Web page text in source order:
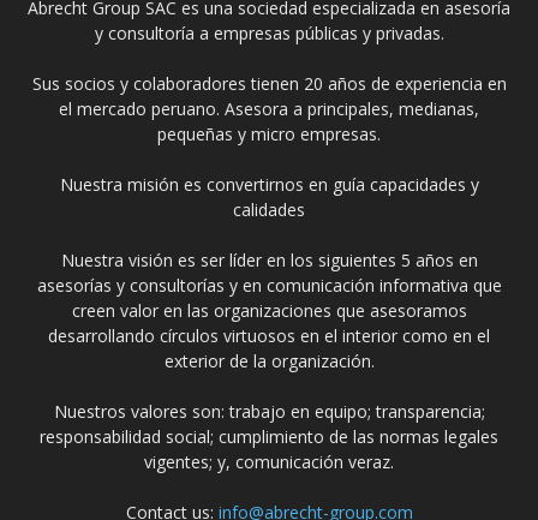
Abrecht Group SAC es una sociedad especializada en asesoría
y consultoría a empresas públicas y privadas.
Sus socios y colaboradores tienen 20 años de experiencia en
el mercado peruano. Asesora a principales, medianas,
pequeñas y micro empresas.
Nuestra misión es convertirnos en guía capacidades y
calidades
Nuestra visión es ser líder en los siguientes 5 años en
asesorías y consultorías y en comunicación informativa que
creen valor en las organizaciones que asesoramos
desarrollando círculos virtuosos en el interior como en el
exterior de la organización.
Nuestros valores son: trabajo en equipo; transparencia;
responsabilidad social; cumplimiento de las normas legales
vigentes; y, comunicación veraz.
Contact us: info@abrecht-group.com